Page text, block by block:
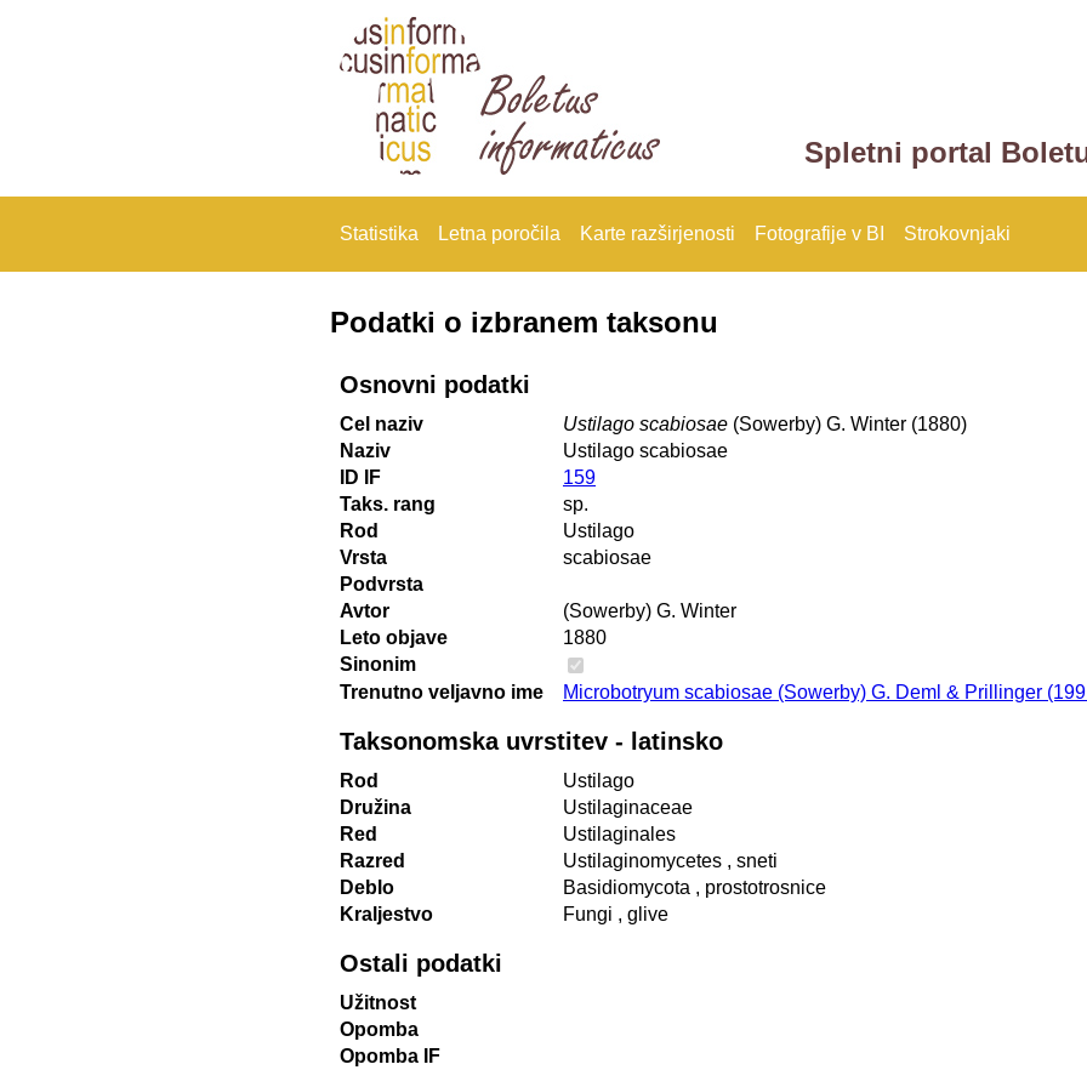
Spletni portal
Statistika Letna poročila Karte razširjenosti Fotografije v BI Strokovnjaki
Podatki o izbranem taksonu
Osnovni podatki
Cel naziv Ustilago scabiosae (Sowerby) G. Winter (1880)
Naziv
Ustilago scabiosae
ID IF
159
Taks. rang
sp.
Rod
Ustilago
Vrsta
scabiosae
Podvrsta
Avtor
(Sowerby) G. Winter
Leto objave
1880
Sinonim
Trenutno veljavno ime
Microbotryum scabiosae (Sowerby) G. Deml & Prillinger
Taksonomska uvrstitev - latinsko
Rod
Ustilago
Družina
Ustilaginaceae
Red
Ustilaginales
Razred
Ustilaginomycetes , sneti
Deblo
Basidiomycota , prostotrosnice
Kraljestvo
Fungi , glive
Ostali podatki
Užitnost
Opomba
Opomba IF